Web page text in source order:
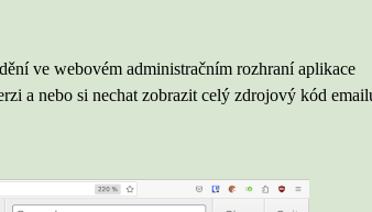
ve webovém administračním rozhraní aplikace
a nebo si nechat zobrazit celý zdrojový kód